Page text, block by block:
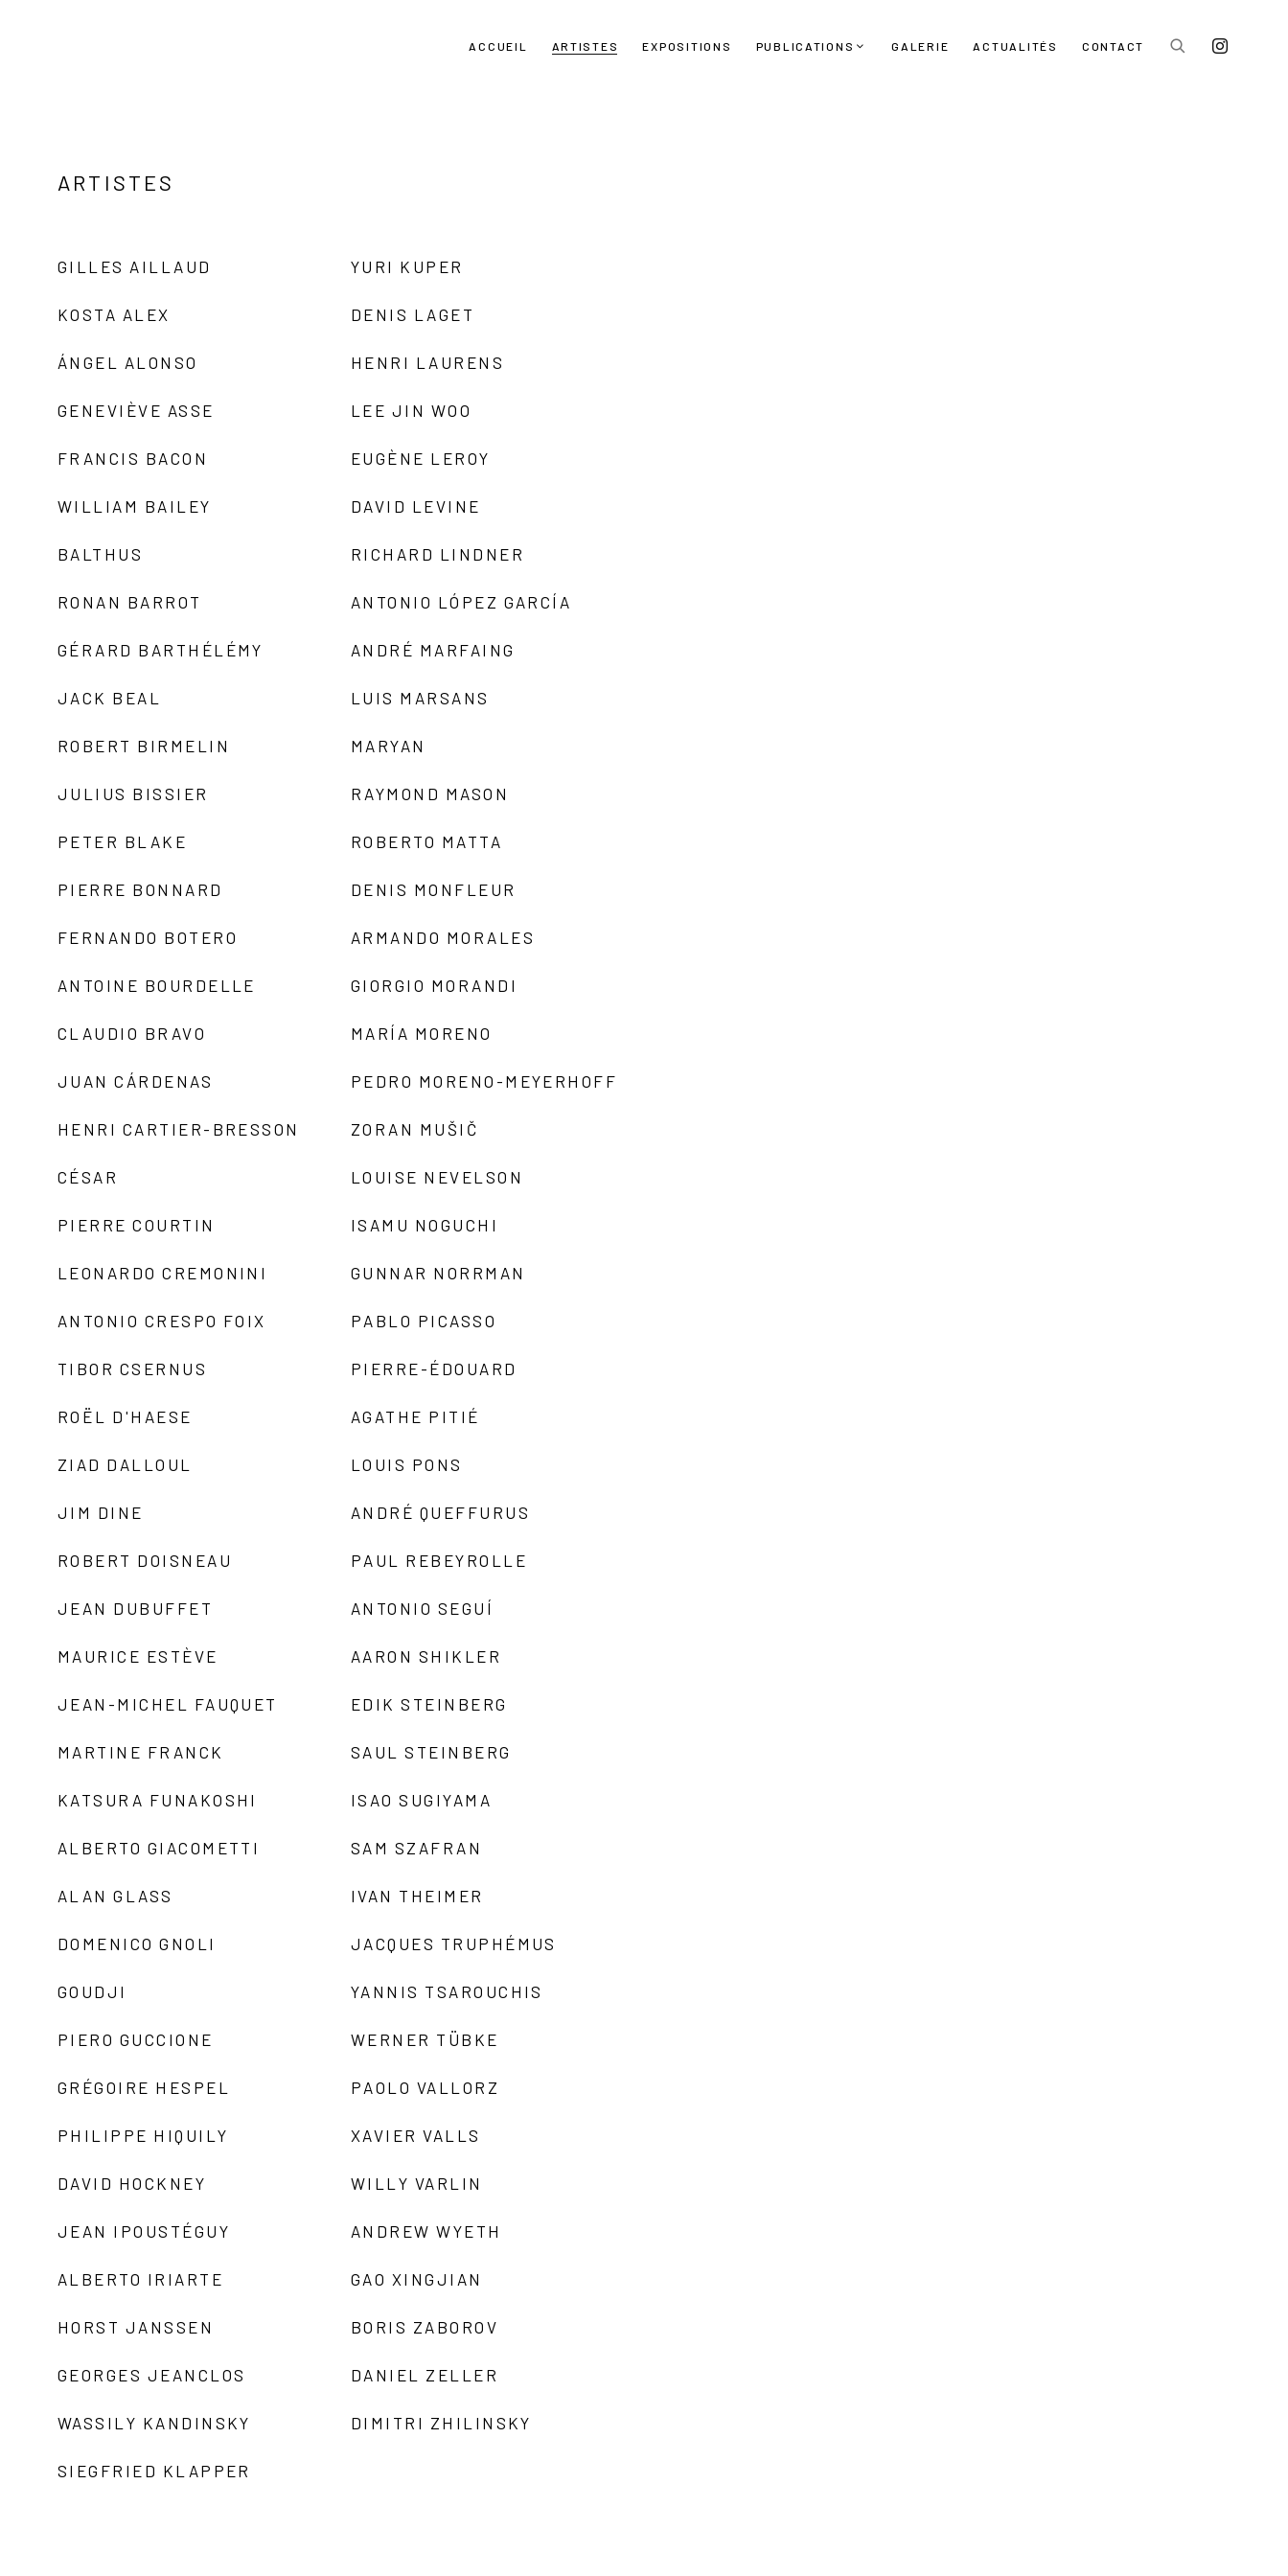
ACCUEIL ARTISTES EXPOSITIONS PUBLICATIONS GALERIE ACTUALITÉS CONTACT
ARTISTES
GILLES AILLAUD
KOSTA ALEX
ÁNGEL ALONSO
GENEVIÈVE ASSE
FRANCIS BACON
WILLIAM BAILEY
BALTHUS
RONAN BARROT
GÉRARD BARTHÉLÉMY
JACK BEAL
ROBERT BIRMELIN
JULIUS BISSIER
PETER BLAKE
PIERRE BONNARD
FERNANDO BOTERO
ANTOINE BOURDELLE
CLAUDIO BRAVO
JUAN CÁRDENAS
HENRI CARTIER-BRESSON
CÉSAR
PIERRE COURTIN
LEONARDO CREMONINI
ANTONIO CRESPO FOIX
TIBOR CSERNUS
ROËL D'HAESE
ZIAD DALLOUL
JIM DINE
ROBERT DOISNEAU
JEAN DUBUFFET
MAURICE ESTÈVE
JEAN-MICHEL FAUQUET
MARTINE FRANCK
KATSURA FUNAKOSHI
ALBERTO GIACOMETTI
ALAN GLASS
DOMENICO GNOLI
GOUDJI
PIERO GUCCIONE
GRÉGOIRE HESPEL
PHILIPPE HIQUILY
DAVID HOCKNEY
JEAN IPOUSTÉGUY
ALBERTO IRIARTE
HORST JANSSEN
GEORGES JEANCLOS
WASSILY KANDINSKY
SIEGFRIED KLAPPER
YURI KUPER
DENIS LAGET
HENRI LAURENS
LEE JIN WOO
EUGÈNE LEROY
DAVID LEVINE
RICHARD LINDNER
ANTONIO LÓPEZ GARCÍA
ANDRÉ MARFAING
LUIS MARSANS
MARYAN
RAYMOND MASON
ROBERTO MATTA
DENIS MONFLEUR
ARMANDO MORALES
GIORGIO MORANDI
MARÍA MORENO
PEDRO MORENO-MEYERHOFF
ZORAN MUŠIČ
LOUISE NEVELSON
ISAMU NOGUCHI
GUNNAR NORRMAN
PABLO PICASSO
PIERRE-ÉDOUARD
AGATHE PITIÉ
LOUIS PONS
ANDRÉ QUEFFURUS
PAUL REBEYROLLE
ANTONIO SEGUÍ
AARON SHIKLER
EDIK STEINBERG
SAUL STEINBERG
ISAO SUGIYAMA
SAM SZAFRAN
IVAN THEIMER
JACQUES TRUPHÉMUS
YANNIS TSAROUCHIS
WERNER TÜBKE
PAOLO VALLORZ
XAVIER VALLS
WILLY VARLIN
ANDREW WYETH
GAO XINGJIAN
BORIS ZABOROV
DANIEL ZELLER
DIMITRI ZHILINSKY